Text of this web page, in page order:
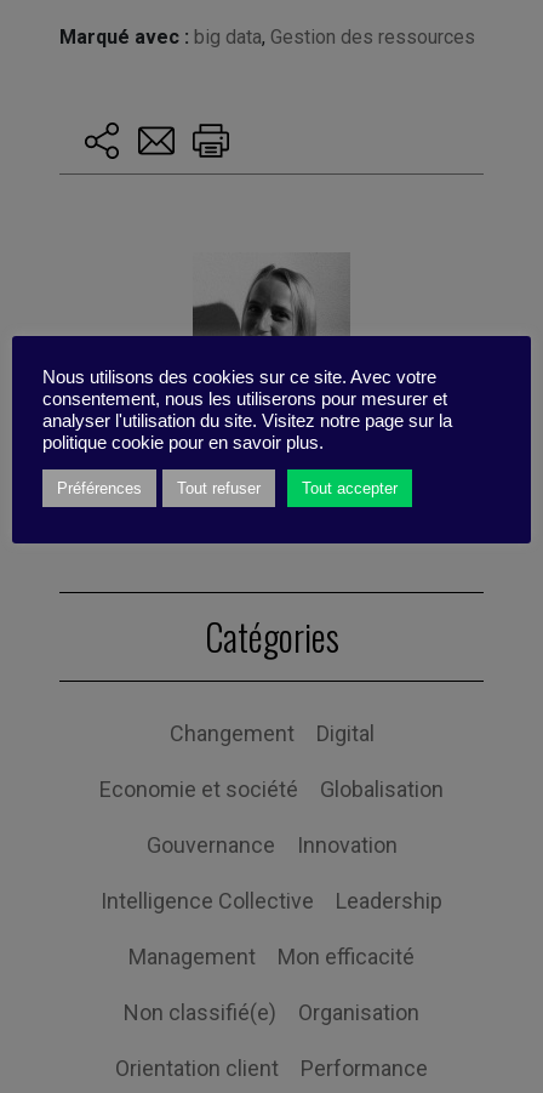
Marqué avec : big data, Gestion des ressources
Catégories
Changement Digital
Economie et société Globalisation
Gouvernance Innovation
Intelligence Collective Leadership
Management Mon efficacité
Non classifié(e) Organisation
Orientation client Performance
Nous utilisons des cookies sur ce site. Avec votre
consentement, nous les utiliserons pour mesurer et
analyser l'utilisation du site. Visitez notre page sur la
politique cookie pour en savoir plus.
Préférences Tout refuser Tout accepter